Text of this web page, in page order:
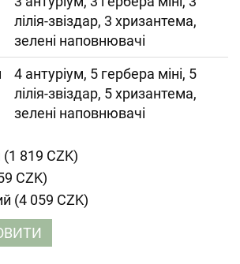
лілія-звіздар, 3 хризантема,
зелені наповнювачі
4 антуріум, 5 гербера міні, 5
лілія-звіздар, 5 хризантема,
зелені наповнювачі
819 CZK)
CZK)
(4 059 CZK)